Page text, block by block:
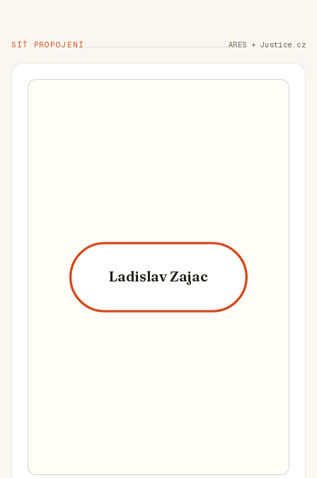
SÍŤ PROPOJENÍ ARES + Justice.cz
Ladislav Zajac